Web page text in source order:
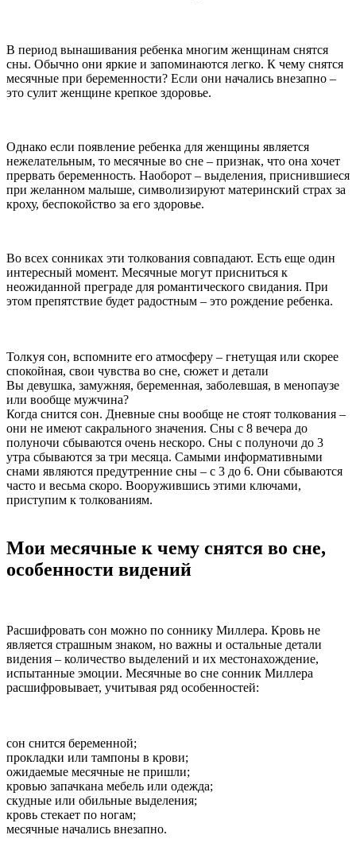
В период вынашивания ребенка многим женщинам снятся
сны. Обычно они яркие и запоминаются легко. К чему снятся
месячные при беременности? Если они начались внезапно –
это сулит женщине крепкое здоровье.
Однако если появление ребенка для женщины является
нежелательным, то месячные во сне – признак, что она хочет
прервать беременность. Наоборот – выделения, приснившиеся
при желанном малыше, символизируют материнский страх за
кроху, беспокойство за его здоровье.
Во всех сонниках эти толкования совпадают. Есть еще один
интересный момент. Месячные могут присниться к
неожиданной преграде для романтического свидания. При
этом препятствие будет радостным – это рождение ребенка.
Толкуя сон, вспомните его атмосферу – гнетущая или скорее
спокойная, свои чувства во сне, сюжет и детали
Вы девушка, замужняя, беременная, заболевшая, в менопаузе
или вообще мужчина?
Когда снится сон. Дневные сны вообще не стоят толкования –
они не имеют сакрального значения. Сны с 8 вечера до
полуночи сбываются очень нескоро. Сны с полуночи до 3
утра сбываются за три месяца. Самыми информативными
снами являются предутренние сны – с 3 до 6. Они сбываются
часто и весьма скоро. Вооружившись этими ключами,
приступим к толкованиям.
Мои месячные к чему снятся во сне,
особенности видений
Расшифровать сон можно по соннику Миллера. Кровь не
является страшным знаком, но важны и остальные детали
видения – количество выделений и их местонахождение,
испытанные эмоции. Месячные во сне сонник Миллера
расшифровывает, учитывая ряд особенностей:
сон снится беременной;
прокладки или тампоны в крови;
ожидаемые месячные не пришли;
кровью запачкана мебель или одежда;
скудные или обильные выделения;
кровь стекает по ногам;
месячные начались внезапно.